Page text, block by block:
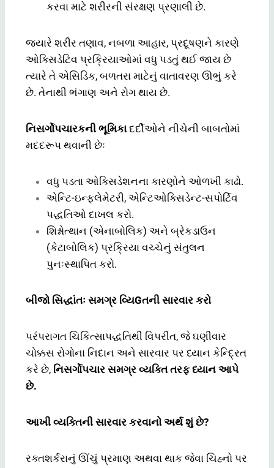
કરવા માટે શરીરની સંરક્ષણ પ્રણાલી છે.
જ્યારે શરીર તણાવ, નબળા આહાર, પ્રદૂષણને કારણે
ઓક્સિડેટિવ પ્રક્રિયાઓમાં વધુ પડતું થઈ જાય છે
ત્યારે તે એસિડિક, બળતરા માટેનું વાતાવરણ ઊભું કરે
છે. તેનાથી ભંગાણ અને રોગ થાય છે.
નિસર્ગોપચારકની ભૂમિકાદર્દીઓને નીચેની બાબતોમાં
મદદરૂપ થવાની છેઃ
વધુ પડતા ઓક્સિડેશનના કારણોને ઓળખી કાઢો.
એન્ટિ-ઇન્ફ્લેમેટરી, એન્ટિઓક્સિડેન્ટ-સપોર્ટિવ
પદ્ધતિઓ દાખલ કરો.
શિશ્નોત્થાન (એનાબોલિક) અને બ્રેકડાઉન
(કેટાબોલિક) પ્રક્રિયા વચ્ચેનું સંતુલન
પુનઃસ્થાપિત કરો.
બીજો સિદ્ધાંતઃ સમગ્ર વ્યિGતની સારવાર કરો
પરંપરાગત ચિકિત્સાપદ્ધતિથી વિપરીત, જે ઘણીવાર
ચોક્કસ રોગોના નિદાન અને સારવાર પર ધ્યાન કેન્દ્રિત
કરે છે, નિસર્ગોપચાર સમગ્ર વ્યક્તિ તરફ ધ્યાન આપે
છે.
આખી વ્યક્તિની સારવાર કરવાનો અર્થ શું છે?
રક્તશર્કરાનું ઊંચું પ્રમાણ અથવા થાક જેવા ચિહ્નો પર